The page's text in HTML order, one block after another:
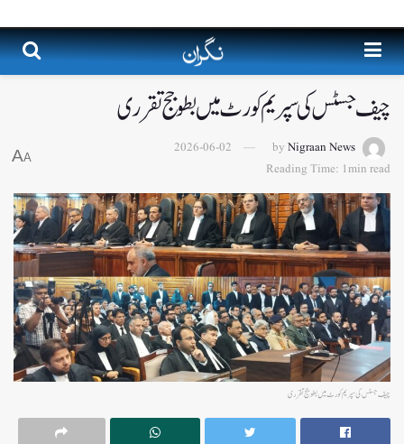
چیف جسٹس کی سپریم کورٹ میں بطو جج تقرری
by Nigraan News
2026-06-02
Reading Time: 1min read
A
A
چیف جسٹس کی سپریم کورٹ میں بطو جج تقرری